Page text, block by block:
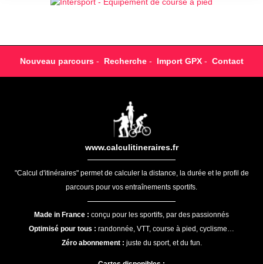
Nouveau parcours- Recherche- Import GPX- Contact
www.calculitineraires.fr
"Calcul d'itinéraires" permet de calculer la distance, la durée et le profil de
parcours pour vos entraînements sportifs.
Made in France : conçu pour les sportifs, par des passionnés
Optimisé pour tous : randonnée, VTT, course à pied, cyclisme…
Zéro abonnement : juste du sport, et du fun.